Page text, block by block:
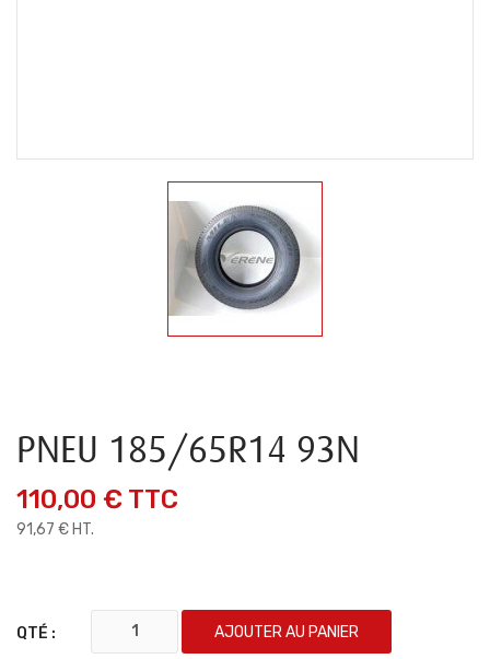
PNEU 185/65R14 93N
110,00 € TTC
91,67 € HT.
QTÉ : AJOUTER AU PANIER